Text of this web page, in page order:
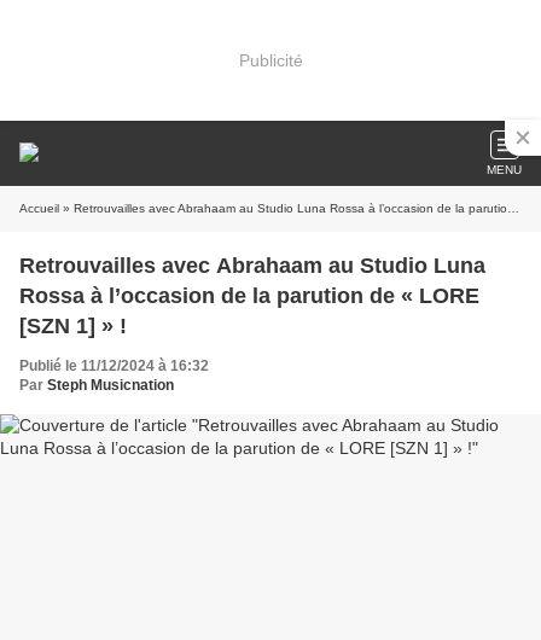
Publicité
MENU
Accueil » Retrouvailles avec Abrahaam au Studio Luna Rossa à l’occasion de la parution de « LORE [SZN 1] » !
Retrouvailles avec Abrahaam au Studio Luna
Rossa à l’occasion de la parution de « LORE
[SZN 1] » !
Publié le 11/12/2024 à 16:32
Par Steph Musicnation